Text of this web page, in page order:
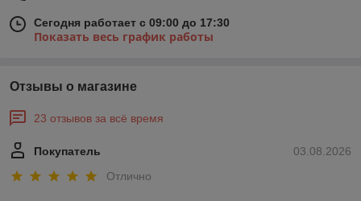
Сегодня работает с 09:00 до 17:30
Показать весь график работы
Отзывы о магазине
23 отзывов за всё время
03.08.2026
Покупатель
Отлично